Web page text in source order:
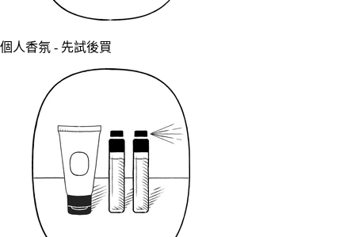
個人香氛 - 先試後買